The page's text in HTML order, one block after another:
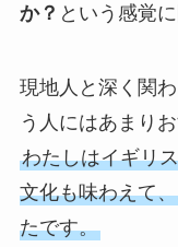
か？ という感覚
現地人と深く関
う人にはあまり
わたしはイギリ
文化も味わえて
たです。